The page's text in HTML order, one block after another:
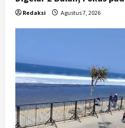
Redaksi Agustus 7, 2026